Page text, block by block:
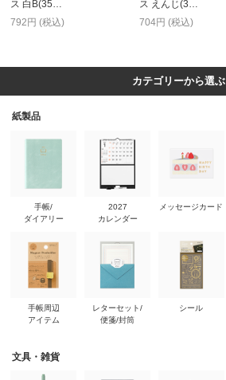
ス 白B(35…
792円 (税込)
ス えんじ(3…
704円 (税込)
カテゴリーから選ぶ
紙製品
手帳/
ダイアリー
手帳周辺
アイテム
2027
カレンダー
レターセット/
便箋/封筒
メッセージカード
シール
文具・雑貨